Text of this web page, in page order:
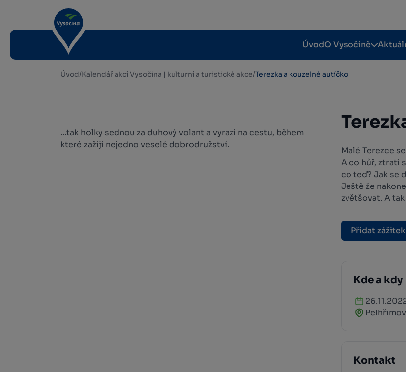
ÚvodO Vysočině
Úvod/Kalendář akcí Vysočina | kulturní a turistické akce/Terezka a kouzelné autíčko
Malé Terezce
A co hůř, ztratí
co teď? Jak se
Ještě že
zvětšovat. A tak
Přidat zážitek
Kde a kdy
Pelhřimov
Kontakt
...tak holky sednou za duhový volant a vyrazí na cestu, během
které zažijí nejedno veselé dobrodružství.